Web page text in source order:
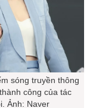
sóng truyền thông
công của tác
Ảnh: Naver